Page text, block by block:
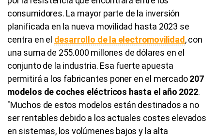
consumidores. La mayor parte de la inversión
planificada en la nueva movilidad hasta 2023 se
centra en el desarrollo de la electromovilidad, con
una suma de 255.000 millones de dólares en el
conjunto de la industria. Esa fuerte apuesta
permitirá a los fabricantes poner en el mercado207
modelos de coches eléctricos hasta el año 2022.
"Muchos de estos modelos están destinados a no
ser rentables debido a los actuales costes elevados
en sistemas, los volúmenes bajos y la alta